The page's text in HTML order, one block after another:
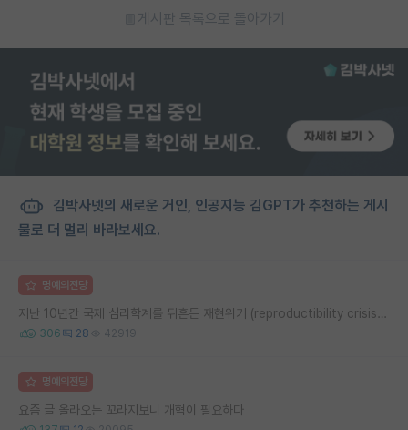
게시판 목록으로 돌아가기
김박사넷의 새로운 거인, 인공지능 김GPT가 추천하는 게시
물로 더 멀리 바라보세요.
명예의전당
지난 10년간 국제 심리학계를 뒤흔든 재현위기 (reproductibility crisis) 요약 (1편)
306 28 42919
명예의전당
요즘 글 올라오는 꼬라지보니 개혁이 필요하다